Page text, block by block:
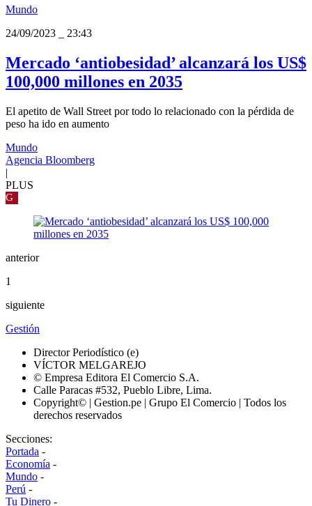
Mundo
24/09/2023
23:43
Mercado ‘antiobesidad’ alcanzará los US$
100,000 millones en 2035
El apetito de Wall Street por todo lo relacionado con la pérdida de
peso ha ido en aumento
Mundo
Agencia Bloomberg
|
PLUS
G
anterior
1
siguiente
Gestión
Director Periodístico (e)
VÍCTOR MELGAREJO
© Empresa Editora El Comercio S.A.
Calle Paracas #532, Pueblo Libre, Lima.
Copyright© | Gestion.pe | Grupo El Comercio | Todos los
derechos reservados
Secciones:
Portada -
Economía -
Mundo -
Perú -
Tu Dinero -